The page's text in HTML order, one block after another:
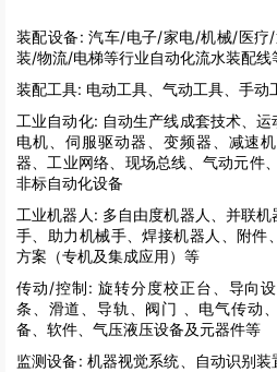
装配设备: 汽车/电子/家电/机械/医疗
装/物流/电梯等行业自动化流水装配线
装配工具: 电动工具、气动工具、手
工业自动化: 自动生产线成套技术、
电机、伺服驱动器、变频器、减速
器、工业网络、现场总线、气动元件
非标自动化设备
工业机器人: 多自由度机器人、并联
手、助力机械手、焊接机器人、附件
方案（专机及集成应用）等
传动/控制: 旋转分度校正台、导向
条、滑道、导轨、阀门 、电气传动
备、软件、气压液压设备及元器件等
监测设备: 机器视觉系统、自动识别装